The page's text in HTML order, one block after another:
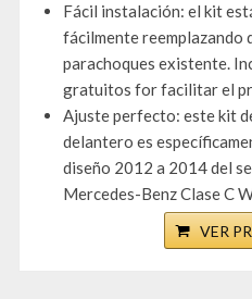
Fácil instalación: el kit
fácilmente reemplazando
parachoques existente.
gratuitos for facilitar el
Ajuste perfecto: este kit
delantero es
diseño 2012 a 2014 del
Mercedes-Benz Clase C
VER